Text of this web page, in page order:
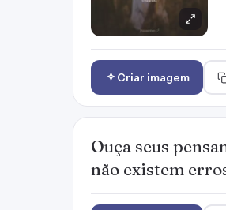
Criar imagem
Ouça seus
não existem